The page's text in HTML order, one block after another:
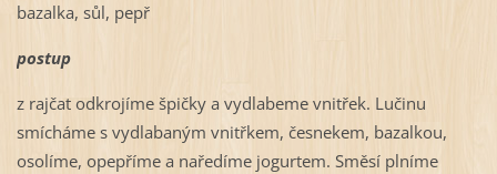
bazalka, sůl, pepř
postup
z rajčat odkrojíme špičky a vydlabeme vnitřek. Lučinu
smícháme s vydlabaným vnitřkem, česnekem, bazalkou,
osolíme, opepříme a naředíme jogurtem. Směsí plníme